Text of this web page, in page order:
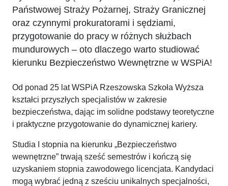
Państwowej Straży Pożarnej, Straży Granicznej
oraz czynnymi prokuratorami i sędziami,
przygotowanie do pracy w różnych służbach
mundurowych – oto dlaczego warto studiować
kierunku Bezpieczeństwo Wewnętrzne w WSPiA!
Od ponad 25 lat WSPiA Rzeszowska Szkoła Wyższa
kształci przyszłych specjalistów w zakresie
bezpieczeństwa, dając im solidne podstawy teoretyczne
i praktyczne przygotowanie do dynamicznej kariery.
Studia I stopnia na kierunku „Bezpieczeństwo
wewnętrzne” trwają sześć semestrów i kończą się
uzyskaniem stopnia zawodowego licencjata. Kandydaci
mogą wybrać jedną z sześciu unikalnych specjalności,